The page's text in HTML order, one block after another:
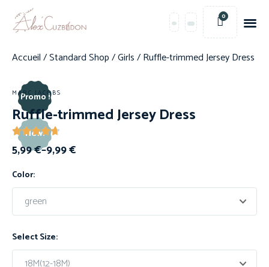
0
Accueil/Standard Shop/Girls/ Ruffle-trimmed Jersey Dress
New!
Promo !
MARC JACOBS
Ruffle-trimmed Jersey Dress
5,99€–9,99€
Color:
Select Size: